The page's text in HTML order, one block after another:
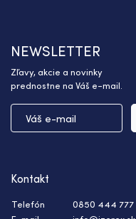
NEWSLETTER
Zľavy, akcie a novinky
prednostne na Váš e-mail.
Kontakt
Telefón
0850 444 777